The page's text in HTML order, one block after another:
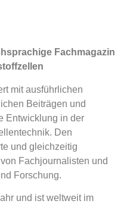
Fachmagazin
mit ausführlichen
Beiträgen und
Entwicklung in der
Den
und gleichzeitig
Fachjournalisten und
Forschung.
und ist weltweit im